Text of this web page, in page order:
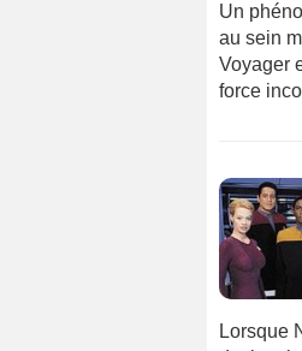
Un
au sein
Voyager
force
Lorsque